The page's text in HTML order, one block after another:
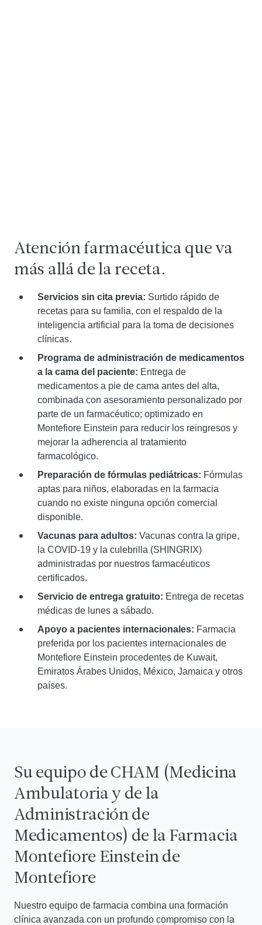
Atención farmacéutica que va
más allá de la receta.
Servicios sin cita previa: Surtido rápido de
recetas para su familia, con el respaldo de la
inteligencia artificial para la toma de decisiones
clínicas.
Programa de administración de medicamentos
a la cama del paciente: Entrega de
medicamentos a pie de cama antes del alta,
combinada con asesoramiento personalizado por
parte de un farmacéutico; optimizado en
Montefiore Einstein para reducir los reingresos y
mejorar la adherencia al tratamiento
farmacológico.
Preparación de fórmulas pediátricas: Fórmulas
aptas para niños, elaboradas en la farmacia
cuando no existe ninguna opción comercial
disponible.
Vacunas para adultos: Vacunas contra la gripe,
la COVID-19 y la culebrilla (SHINGRIX)
administradas por nuestros farmacéuticos
certificados.
Servicio de entrega gratuito: Entrega de recetas
médicas de lunes a sábado.
Apoyo a pacientes internacionales: Farmacia
preferida por los pacientes internacionales de
Montefiore Einstein procedentes de Kuwait,
Emiratos Árabes Unidos, México, Jamaica y otros
países.
Su equipo de CHAM (Medicina
Ambulatoria y de la
Administración de
Medicamentos) de la Farmacia
Montefiore Einstein de
Montefiore
Nuestro equipo de farmacia combina una formación
clínica avanzada con un profundo compromiso con la